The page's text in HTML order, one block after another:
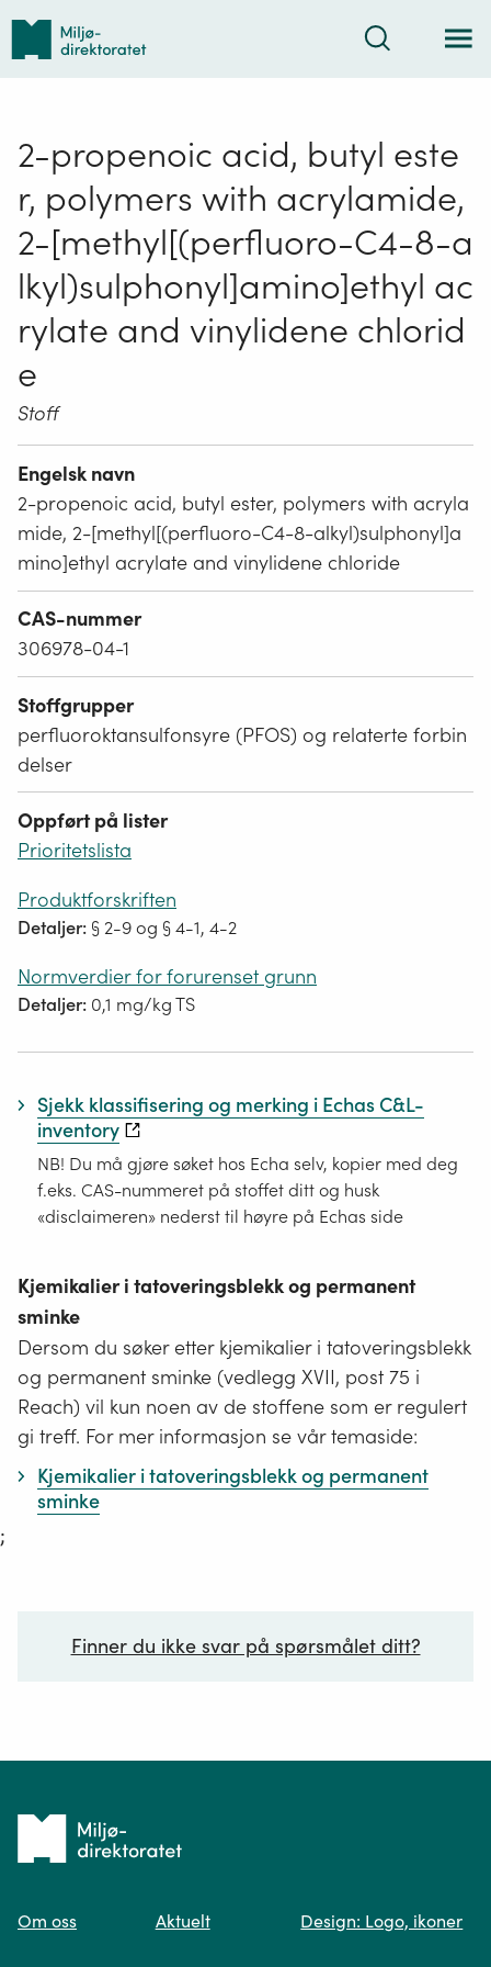
Tilbake
forsiden
Søk
2-propenoic acid, butyl este
r, polymers with acrylamide,
2-[methyl[(perfluoro-C4-8-a
lkyl)sulphonyl]amino]ethyl ac
rylate and vinylidene chlorid
e
Stoff
Engelsk navn
2-propenoic acid, butyl ester, polymers with acryla
mide, 2-[methyl[(perfluoro-C4-8-alkyl)sulphonyl]a
mino]ethyl acrylate and vinylidene chloride
CAS-nummer
306978-04-1
Stoffgrupper
perfluoroktansulfonsyre (PFOS) og relaterte forbin
delser
Oppført på lister
Prioritetslista
Produktforskriften
Detaljer: § 2-9 og § 4-1, 4-2
Normverdier for forurenset grunn
Detaljer: 0,1 mg/kg TS
Sjekk klassifisering og merking i Echas C&L-
inventory
NB! Du må gjøre søket hos Echa selv, kopier med deg
f.eks. CAS-nummeret på stoffet ditt og husk
«disclaimeren» nederst til høyre på Echas side
Kjemikalier i tatoveringsblekk og permanent
sminke
Dersom du søker etter kjemikalier i tatoveringsblekk
og permanent sminke (vedlegg XVII, post 75 i
Reach) vil kun noen av de stoffene som er regulert
gi treff. For mer informasjon se vår temaside:
Kjemikalier i tatoveringsblekk og permanent
sminke
;
Finner du ikke svar på spørsmålet ditt?
Tilbake
forsiden
Om oss Aktuelt Design: Logo, ikoner